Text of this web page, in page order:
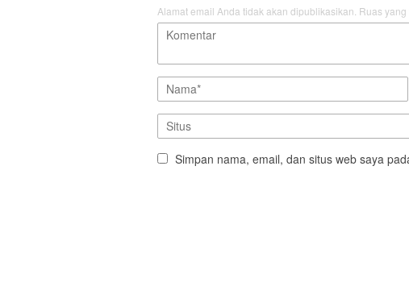
Alamat email Anda tidak akan dipublikasikan. Ruas
Simpan nama, email, dan situs web saya